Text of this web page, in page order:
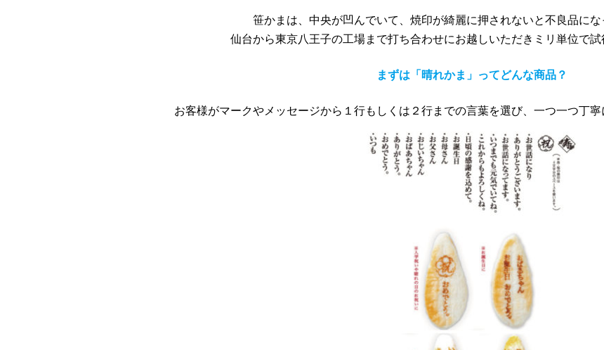
笹かまは、中央が凹んでいて、焼印が綺麗に押されないと不良品にな
仙台から東京八王子の工場まで打ち合わせにお越しいただきミリ単位で試
まずは「晴れかま」ってどんな商品？
お客様がマークやメッセージから１行もしくは２行までの言葉を選び、一つ一つ丁寧